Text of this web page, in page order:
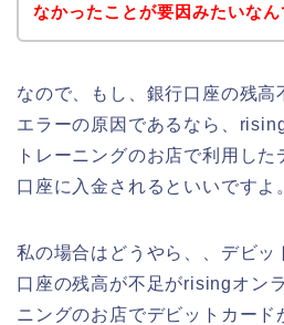
なかったことが要因みたいなん
なので、もし、銀行口座の残高
エラーの原因であるなら、
トレーニングのお店で利用し
口座に入金されるといいですよ
私の場合はどうやら、、デビッ
口座の残高が不足がrisingオン
ニングのお店でデビットカード